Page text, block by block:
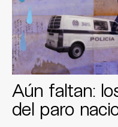
Aún faltan:
del paro